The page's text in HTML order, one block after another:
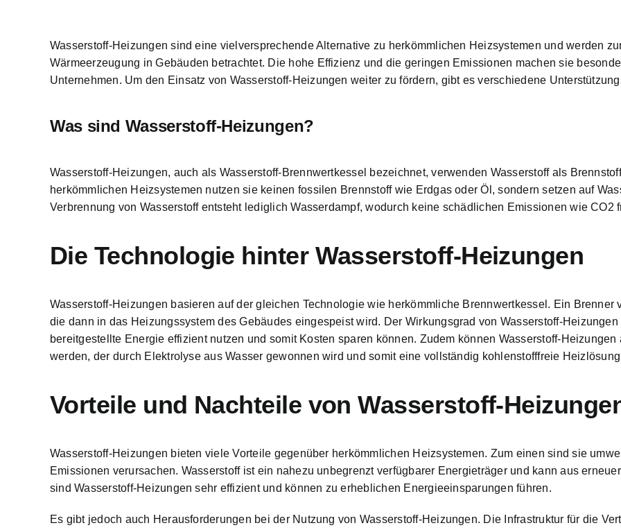
Wasserstoff-Heizungen sind eine vielversprechende Alternative zu herkömmlichen Heizsystemen und werden
Wärmeerzeugung in Gebäuden betrachtet. Die hohe Effizienz und die geringen Emissionen machen sie
Unternehmen. Um den Einsatz von Wasserstoff-Heizungen weiter zu fördern, gibt es verschiedene
Was sind Wasserstoff-Heizungen?
Wasserstoff-Heizungen, auch als Wasserstoff-Brennwertkessel bezeichnet, verwenden Wasserstoff als
herkömmlichen Heizsystemen nutzen sie keinen fossilen Brennstoff wie Erdgas oder Öl, sondern setzen auf
Verbrennung von Wasserstoff entsteht lediglich Wasserdampf, wodurch keine schädlichen Emissionen wie CO2
Die Technologie hinter Wasserstoff-Heizungen
Wasserstoff-Heizungen basieren auf der gleichen Technologie wie herkömmliche Brennwertkessel. Ein Brenner
die dann in das Heizungssystem des Gebäudes eingespeist wird. Der Wirkungsgrad von Wasserstoff-
bereitgestellte Energie effizient nutzen und somit Kosten sparen können. Zudem können Wasserstoff-
werden, der durch Elektrolyse aus Wasser gewonnen wird und somit eine vollständig kohlenstofffreie
Vorteile und Nachteile von Wasserstoff-
Wasserstoff-Heizungen bieten viele Vorteile gegenüber herkömmlichen Heizsystemen. Zum einen sind sie
Emissionen verursachen. Wasserstoff ist ein nahezu unbegrenzt verfügbarer Energieträger und kann aus
sindWasserstoff-Heizungen sehr effizient und können zu erheblichen Energieeinsparungen führen.
Es gibt jedoch auch Herausforderungen bei der Nutzung von Wasserstoff-Heizungen. Die Infrastruktur für die